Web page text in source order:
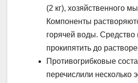
(2 кг), хозяйственного
Компоненты
горячей воды. Средство
прокипятить до
Противогрибковые
перечислили несколько